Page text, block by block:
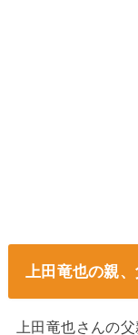
上田竜也の親
上田竜也さんの